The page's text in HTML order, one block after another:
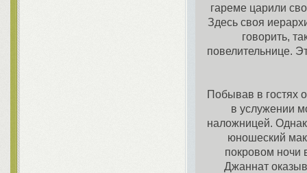
гареме царили
Здесь своя
говорить,
повелительнице.
Побывав в гостях
в услужении
наложницей.
юношеский
покровом ночи
Джаннат